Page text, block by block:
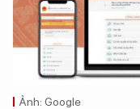
Ảnh: Google